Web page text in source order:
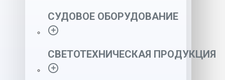
СУДОВОЕ ОБОРУДОВАНИЕ
СВЕТОТЕХНИЧЕСКАЯ ПРОДУКЦИЯ